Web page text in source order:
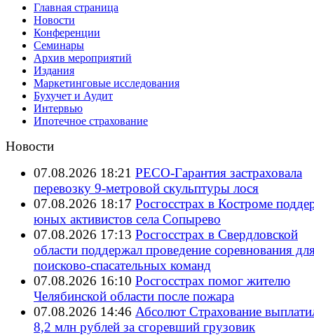
Главная страница
Новости
Конференции
Семинары
Архив мероприятий
Издания
Маркетинговые исследования
Бухучет и Аудит
Интервью
Ипотечное страхование
Новости
07.08.2026 18:21 РЕСО-Гарантия застраховала
перевозку 9-метровой скульптуры лося
07.08.2026 18:17 Росгосстрах в Костроме
юных активистов села Сопырево
07.08.2026 17:13 Росгосстрах в Свердловской
области поддержал проведение соревнования
поисково‑спасательных команд
07.08.2026 16:10 Росгосстрах помог жителю
Челябинской области после пожара
07.08.2026 14:46 Абсолют Страхование
8,2 млн рублей за сгоревший грузовик